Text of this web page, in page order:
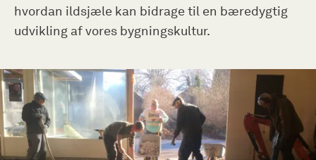
hvordan ildsjæle kan bidrage til en bæredygtig
udvikling af vores bygningskultur.